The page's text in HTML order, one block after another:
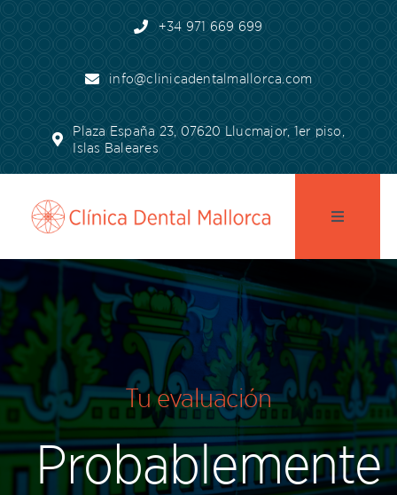
Skip
to
content
+34 971 669 699
info@clinicadentalmallorca.com
Plaza España 23, 07620 Llucmajor, 1er piso,
Islas Baleares
Toggle
pagina de inicio
Práctica
Servicios
Autoprueba ATM
Tu evaluación
Probablemente